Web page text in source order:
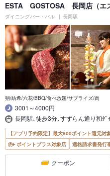
ESTA GOSTOSA 長岡店（エ
ダイニングバー・バル 長岡駅
朔/紡希/六花/BBQ/食べ放題/サプライズ/肉
3001～4000円
長岡駅､徒歩3分､すずらん通り和ﾀﾞ
【アプリ予約限定】最大800ポイント還元対
ポイントプラス対象店
適格請求書発行
クーポン